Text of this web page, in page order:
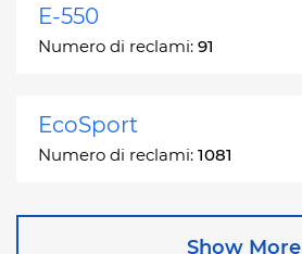
E-550
Numero di reclami: 91
EcoSport
Numero di reclami: 1081
Show More